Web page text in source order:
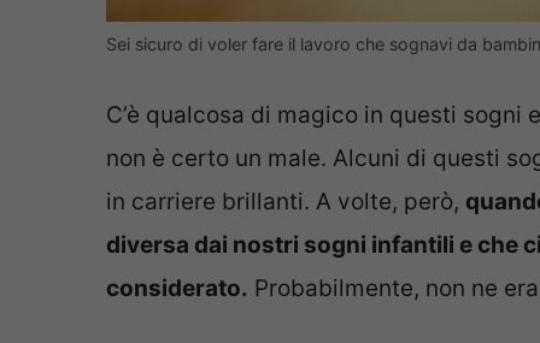
Sei sicuro di voler fare il lavoro che sognavi da
C’è qualcosa di magico in questi
non è certo un male. Alcuni di questi
in carriere brillanti. A volte, però,
diversa dai nostri sogni infantili e che
considerato. Probabilmente, non ne